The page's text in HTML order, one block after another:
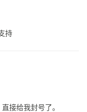
持
接给我封号了。